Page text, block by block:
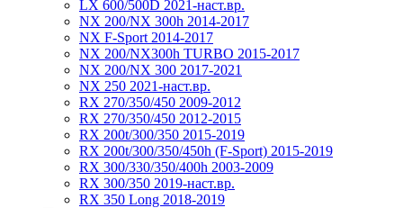
LX 600/500D 2021-наст.вр.
NX 200/NX 300h 2014-2017
NX F-Sport 2014-2017
NX 200/NX300h TURBO 2015-2017
NX 200/NX 300 2017-2021
NX 250 2021-наст.вр.
RX 270/350/450 2009-2012
RX 270/350/450 2012-2015
RX 200t/300/350 2015-2019
RX 200t/300/350/450h (F-Sport) 2015-2019
RX 300/330/350/400h 2003-2009
RX 300/350 2019-наст.вр.
RX 350 Long 2018-2019